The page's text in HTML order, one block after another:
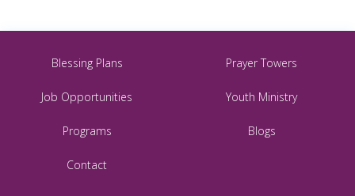
Blessing Plans Prayer Towers
Job Opportunities Youth Ministry
Programs Blogs
Contact